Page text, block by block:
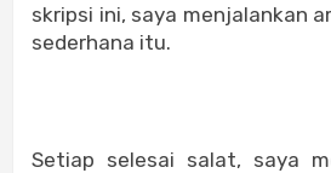
skripsi ini, saya menjalankan
sederhana itu.
Setiap selesai salat, saya